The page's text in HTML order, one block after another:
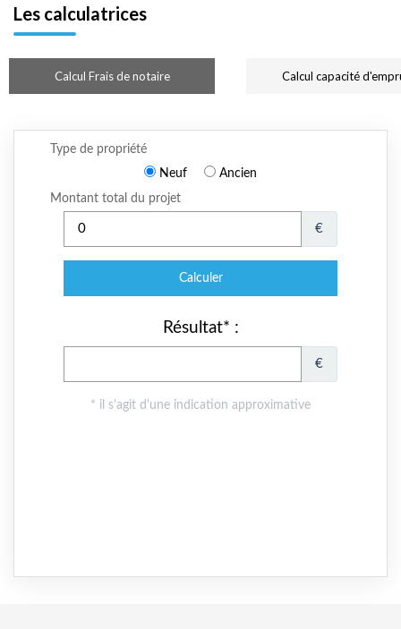
Les calculatrices
Calcul Frais de notaire Calcul capacité